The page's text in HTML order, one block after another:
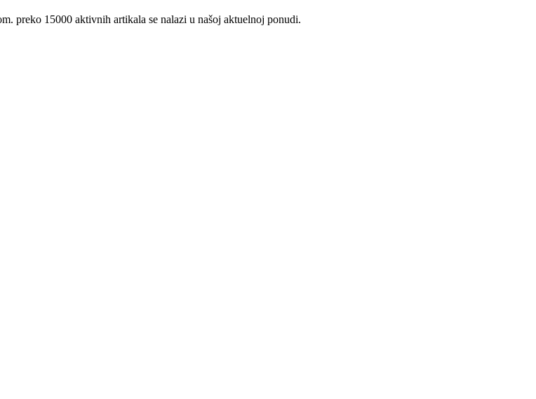
preko 15000 aktivnih artikala se nalazi u našoj aktuelnoj ponudi.